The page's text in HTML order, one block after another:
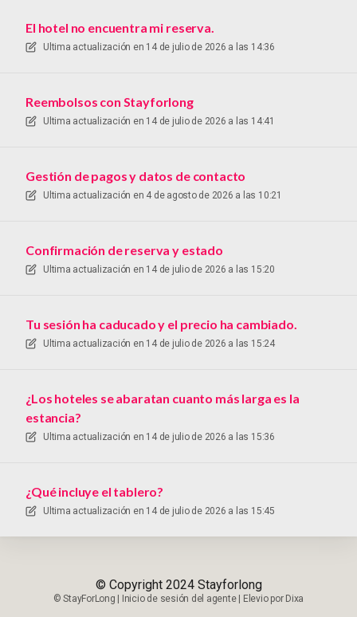
El hotel no encuentra mi reserva.
Ultima actualización en 14 de julio de 2026 a las 14:36
Reembolsos con Stayforlong
Ultima actualización en 14 de julio de 2026 a las 14:41
Gestión de pagos y datos de contacto
Ultima actualización en 4 de agosto de 2026 a las 10:21
Confirmación de reserva y estado
Ultima actualización en 14 de julio de 2026 a las 15:20
Tu sesión ha caducado y el precio ha cambiado.
Ultima actualización en 14 de julio de 2026 a las 15:24
¿Los hoteles se abaratan cuanto más larga es la
estancia?
Ultima actualización en 14 de julio de 2026 a las 15:36
¿Qué incluye el tablero?
Ultima actualización en 14 de julio de 2026 a las 15:45
© Copyright 2024 Stayforlong
©StayForLong Inicio de sesión del agente| Elevio por Dixa